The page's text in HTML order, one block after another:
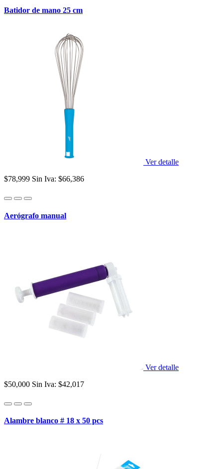
Batidor de mano 25 cm
Ver detalle
$78,999 Sin Iva: $66,386
Aerógrafo manual
Ver detalle
$50,000 Sin Iva: $42,017
Alambre blanco # 18 x 50 pcs